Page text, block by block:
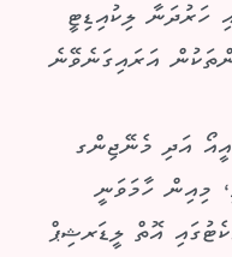
ހަރުދަނާ ލިކުއިޑިޓީ
އަރައިގަނެވޭނެ
އަދި މެނޭޖިންގ
މިއިން ހާމަވަނީ
އޮތް ލީޑަރޝިޕް